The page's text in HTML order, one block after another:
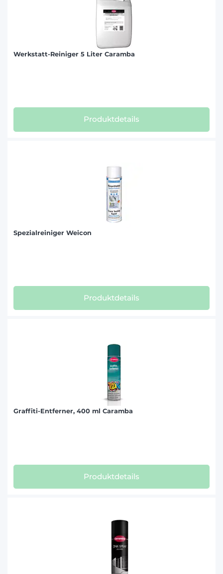
Werkstatt-Reiniger 5 Liter Caramba
Produktdetails
Spezialreiniger Weicon
Produktdetails
Graffiti-Entferner, 400 ml Caramba
Produktdetails